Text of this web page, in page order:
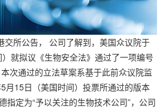
所公告， 公司了解到，美国众议院于
就拟议《生物安全法》通过了一项编号
次通过的立法草案系基于此前众议院监
月15日（美国时间）投票所通过的版本
指定为“予以关注的生物技术公司”，公司